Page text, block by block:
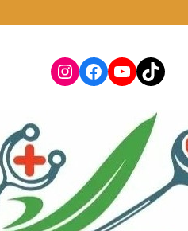
Instagram
Facebook
YouTube
TikTok